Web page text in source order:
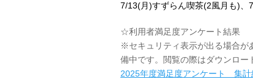
7/13(月)すずらん喫茶(2風月も)
☆利用者満足度アンケート結果
※セキュリティ表示が出る場合が
備中です。閲覧の際はダウンロー
2025年度満足度アンケート 集計